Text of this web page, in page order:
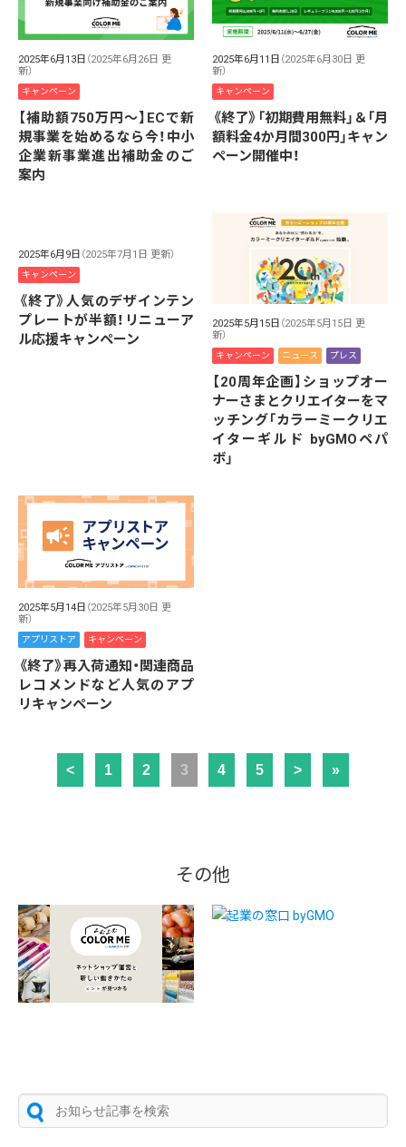
2025年6月13日 （2025年6月26日 更
新）
キャンペーン
【補助額750万円〜】ECで新
規事業を始めるなら今！中小
企業新事業進出補助金のご
案内
2025年6月11日 （2025年6月30日 更
新）
キャンペーン
《終了》「初期費用無料」＆「月
額料金4か月間300円」キャン
ペーン開催中！
2025年6月9日 （2025年7月1日 更新）
キャンペーン
《終了》人気のデザインテン
プレートが半額！リニューア
ル応援キャンペーン
2025年5月15日 （2025年5月15日 更
新）
キャンペーン ニュース プレス
【20周年企画】ショップオー
ナーさまとクリエイターをマ
ッチング「カラーミークリエ
イターギルド byGMOペパ
ボ」
2025年5月14日 （2025年5月30日 更
新）
アプリストア キャンペーン
《終了》再入荷通知・関連商品
レコメンドなど人気のアプ
リキャンペーン
< 1 2 3 4 5 > »
その他